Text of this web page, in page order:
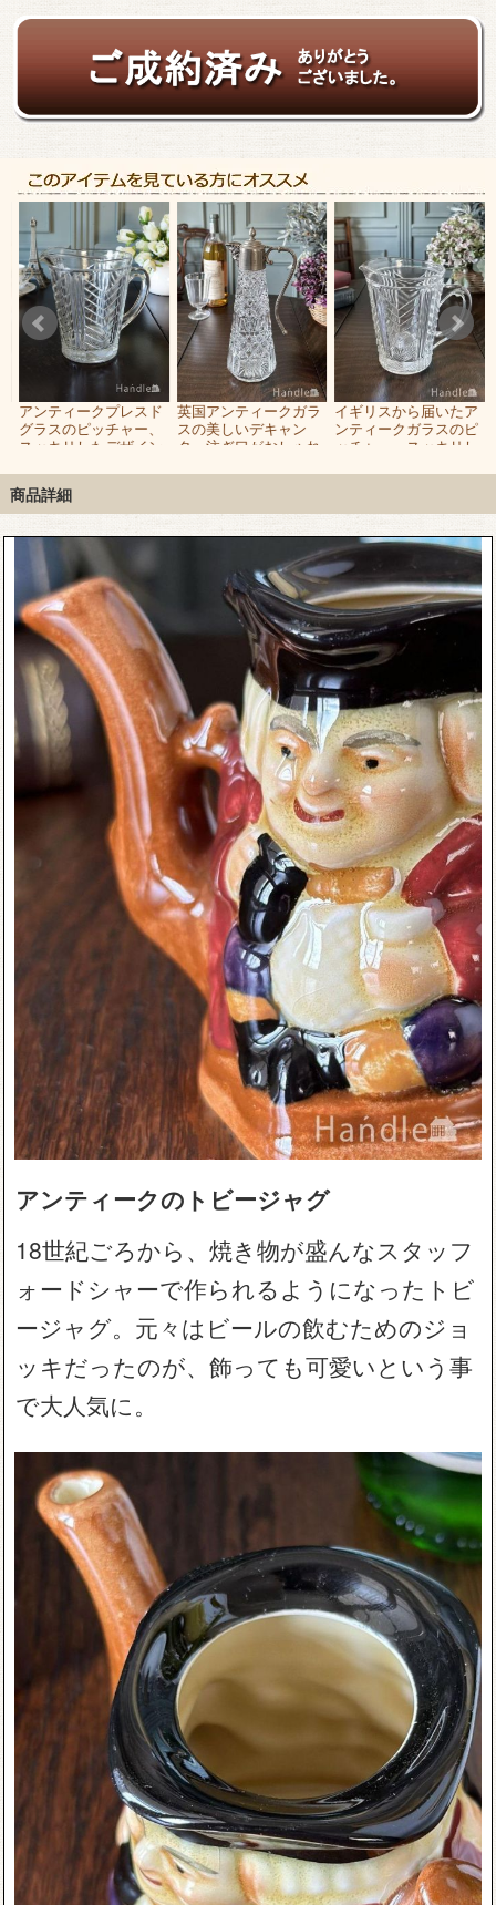
アンティークプレスド
グラスのピッチャー、
スッキリしたデザイン
英国アンティークガラ
スの美しいデキャン
タ、注ぎ口がおしゃれ
ャグ
イギリスから届いたア
ンティークガラスのピ
ッチャー、スッキリし
れなレモネードジャグ
商品詳細
アンティークのトビージャグ
18世紀ごろから、焼き物が盛んなスタッフ
ォードシャーで作られるようになったトビ
ージャグ。元々はビールの飲むためのジョ
ッキだったのが、飾っても可愛いという事
で大人気に。